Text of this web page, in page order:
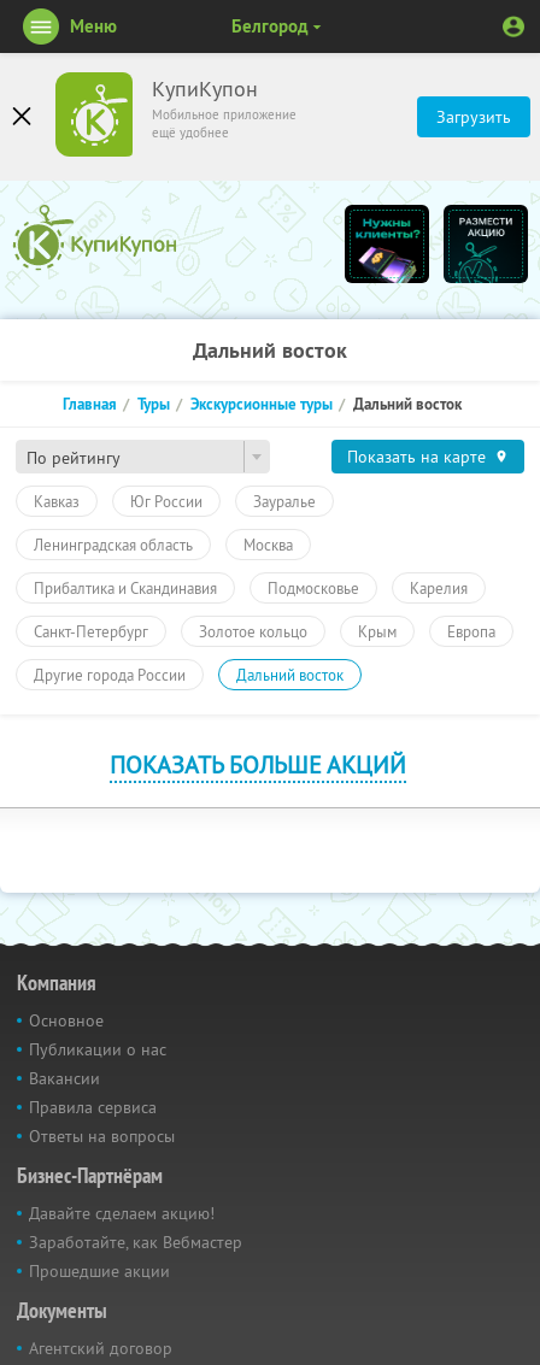
КупиКупон
Мобильное приложение
ещё удобнее
Загрузить
Меню Белгород
Дальний восток
По рейтингу
Главная Туры Экскурсионные туры Дальний восток
Показать на карте
Кавказ Юг России Зауралье
Ленинградская область Москва
Прибалтика и Скандинавия Подмосковье Карелия
Санкт-Петербург Золотое кольцо Крым Европа
Другие города России Дальний восток
ПОКАЗАТЬ БОЛЬШЕ АКЦИЙ
Компания
Основное
Публикации о нас
Вакансии
Правила сервиса
Ответы на вопросы
Бизнес-Партнёрам
Давайте сделаем акцию!
Заработайте, как Вебмастер
Прошедшие акции
Документы
Агентский договор